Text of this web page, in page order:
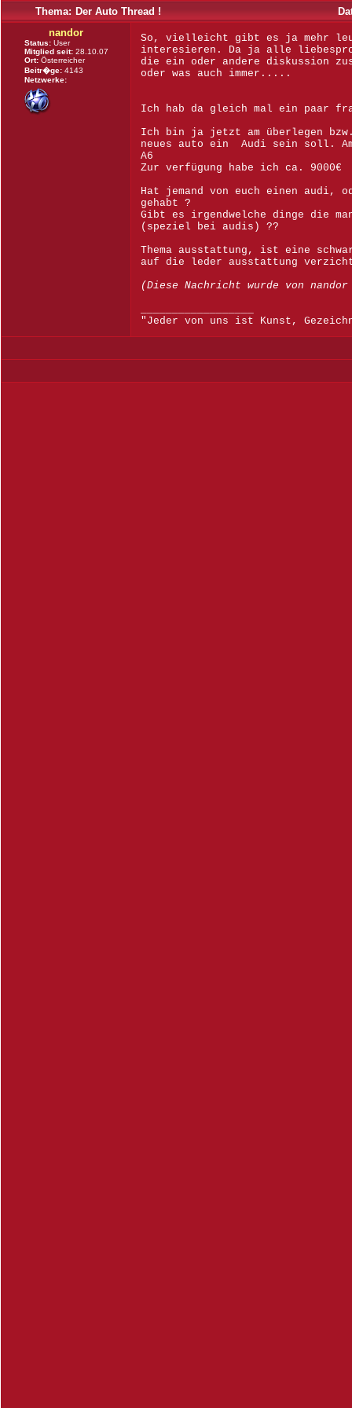
Thema: Der Auto Thread !
nandor
Status: User
Mitglied seit: 28.10.07
Ort: Österreicher
Beitr�ge: 4143
Netzwerke:
So, vielleicht gibt es ja mehr
interesieren. Da ja alle
die ein oder andere diskussion
oder was auch immer.....
Ich hab da gleich mal ein paar
Ich bin ja jetzt am überlegen
neues auto ein Audi sein soll.
A6
Zur verfügung habe ich ca. 9000€
Hat jemand von euch einen audi,
gehabt ?
Gibt es irgendwelche dinge die
(speziel bei audis) ??
Thema ausstattung, ist eine
auf die leder ausstattung
(Diese Nachricht wurde von
"Jeder von uns ist Kunst,